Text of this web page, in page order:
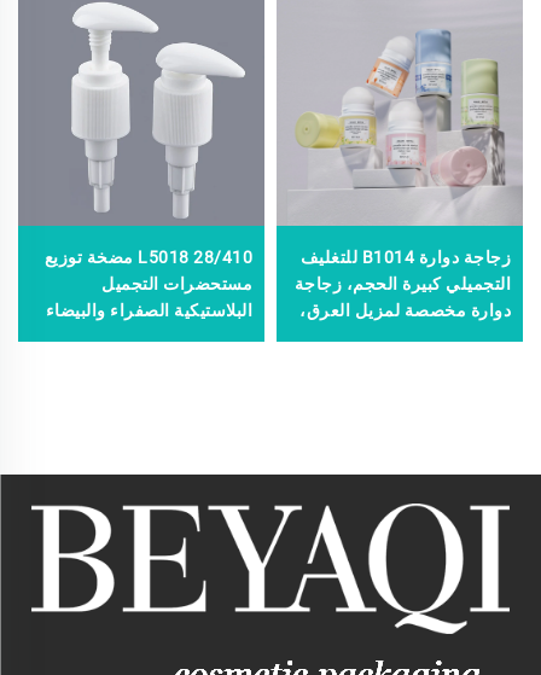
زجاجة دوارة B1014 للتغليف
التجميلي كبيرة الحجم، زجاجة
دوارة مخصصة لمزيل العرق،
زجاجة دوارة لمزيل العرق
L5018 28/410 مضخة توزيع
مستحضرات التجميل
البلاستيكية الصفراء والبيضاء
لزجاجة اللوشن، مضخة لوشن